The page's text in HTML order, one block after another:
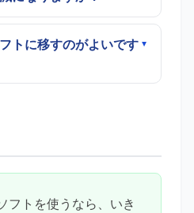
トに移すのがよいです
フトを使うなら、いき